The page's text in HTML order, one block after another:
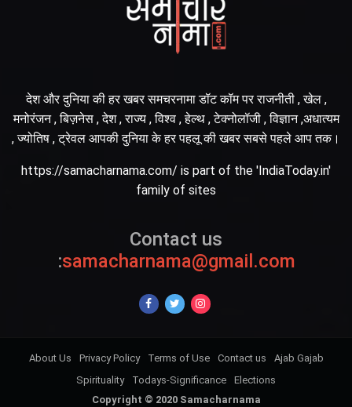
देश और दुनिया की हर खबर समचरनामा डॉट कॉम पर राजनीती , खेल ,
मनोरंजन , बिज़नेस , देश , राज्य , विश्व , हेल्थ , टेक्नोलॉजी , विज्ञान ,अधात्यम
, ज्योतिष , ट्रेवल आपकी दुनिया के हर पहलू की खबर सबसे पहले आप तक।
https://samacharnama.com/ is part of the 'IndiaToday.in'
family of sites
Contact us
:samacharnama@gmail.com
Copyright © 2020 Samacharnama
About Us Privacy Policy Terms of Use Contact us
Ajab Gajab
Spirituality
Todays-Significance Elections